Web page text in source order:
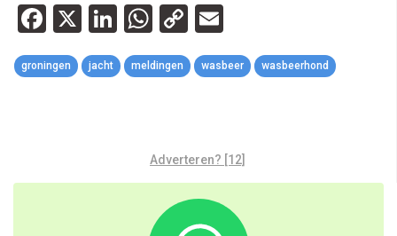
Facebook
X LinkedIn
WhatsApp
Copy
Link
groningen jacht meldingen wasbeer wasbeerhond
Adverteren? [12]